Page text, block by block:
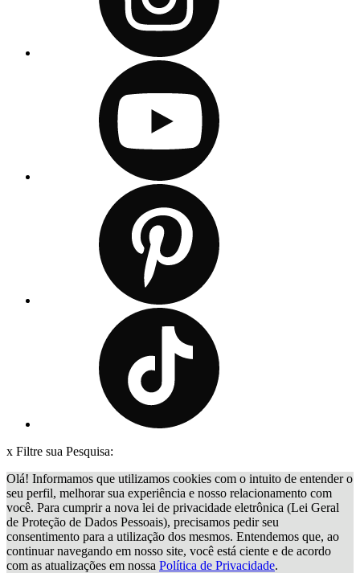
x Filtre sua Pesquisa:
Olá! Informamos que utilizamos cookies com o intuito de entender o
seu perfil, melhorar sua experiência e nosso relacionamento com
você. Para cumprir a nova lei de privacidade eletrônica (Lei Geral
de Proteção de Dados Pessoais), precisamos pedir seu
consentimento para a utilização dos mesmos. Entendemos que, ao
continuar navegando em nosso site, você está ciente e de acordo
com as atualizações em nossa Política de Privacidade.